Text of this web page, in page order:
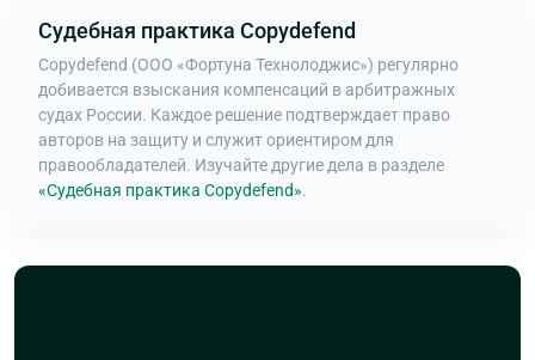
Судебная практика Copydefend
Copydefend (ООО «Фортуна Технолоджис») регулярно
добивается взыскания компенсаций в арбитражных
судах России. Каждое решение подтверждает право
авторов на защиту и служит ориентиром для
правообладателей. Изучайте другие дела в разделе
«Судебная практика Copydefend».